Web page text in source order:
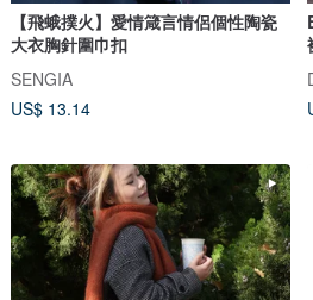
【飛蛾撲火】愛情箴言情侶個性陶瓷
大衣胸針圍巾扣
SENGIA
US$ 13.14